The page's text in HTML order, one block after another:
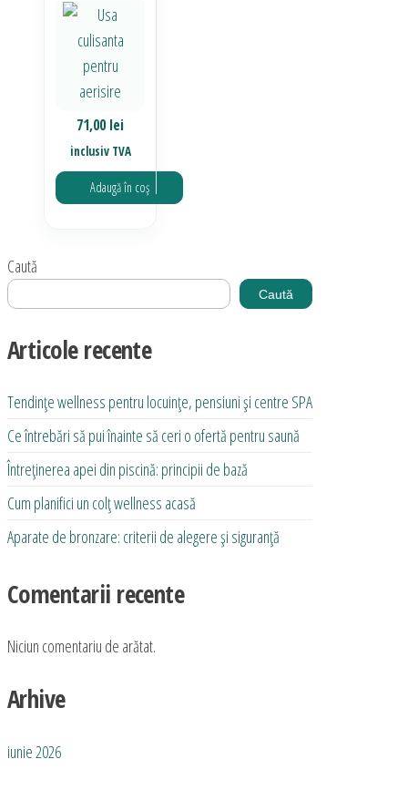
71,00lei
inclusiv TVA
Adaugă în coș
Caută
Caută
Articole recente
Tendințe wellness pentru locuințe, pensiuni și centre SPA
Ce întrebări să pui înainte să ceri o ofertă pentru saună
Întreținerea apei din piscină: principii de bază
Cum planifici un colț wellness acasă
Aparate de bronzare: criterii de alegere și siguranță
Comentarii recente
Niciun comentariu de arătat.
Arhive
iunie 2026